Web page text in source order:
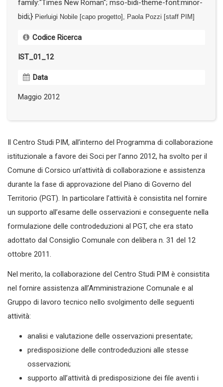
family:"Times New Roman"; mso-bidi-theme-font:minor-
bidi;} Pierluigi Nobile [capo progetto], Paola Pozzi [staff PIM]
Codice Ricerca
IST_01_12
Data
Maggio 2012
Il Centro Studi PIM, all’interno del Programma di collaborazione
istituzionale a favore dei Soci per l’anno 2012, ha svolto per il
Comune di Corsico un’attività di collaborazione e assistenza
durante la fase di approvazione del Piano di Governo del
Territorio (PGT). In particolare l’attività è consistita nel fornire
un supporto all’esame delle osservazioni e conseguente nella
formulazione delle controdeduzioni al PGT, che era stato
adottato dal Consiglio Comunale con delibera n. 31 del 12
ottobre 2011.
Nel merito, la collaborazione del Centro Studi PIM è consistita
nel fornire assistenza all’Amministrazione Comunale e al
Gruppo di lavoro tecnico nello svolgimento delle seguenti
attività:
analisi e valutazione delle osservazioni presentate;
predisposizione delle controdeduzioni alle stesse
osservazioni;
supporto all’attività di predisposizione dei file aventi i